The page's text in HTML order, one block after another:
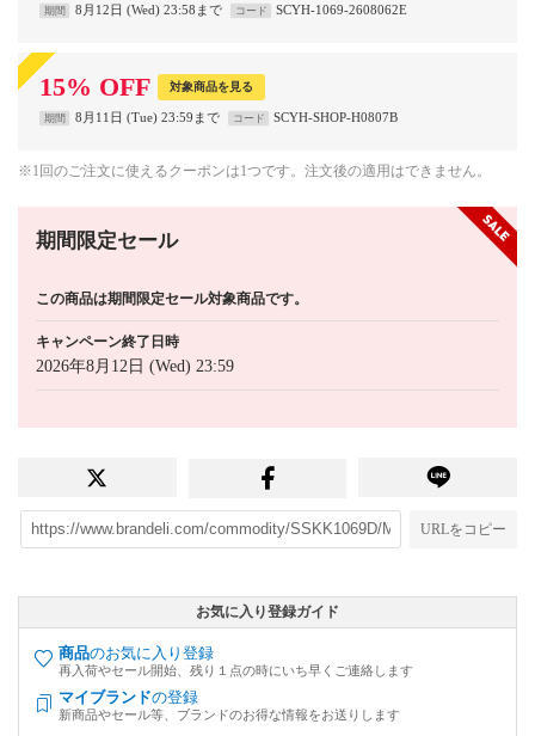
期間 8月12日 (Wed) 23:58まで コード SCYH-1069-2608062E
15% OFF 対象商品を見る
期間 8月11日 (Tue) 23:59まで コード SCYH-SHOP-H0807B
※1回のご注文に使えるクーポンは1つです。注文後の適用はできません。
期間限定セール
この商品は期間限定セール対象商品です。
キャンペーン終了日時
2026年8月12日 (Wed) 23:59
URLをコピー
お気に入り登録ガイド
商品のお気に入り登録
再入荷やセール開始、残り１点の時にいち早くご連絡します
マイブランドの登録
新商品やセール等、ブランドのお得な情報をお送りします